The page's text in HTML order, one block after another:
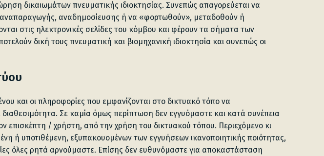
δικαιωμάτων πνευματικής ιδιοκτησίας. Συνεπώς απαγορεύεται να
αναπαραγωγής, αναδημοσίευσης ή να «φορτωθούν», μεταδοθούν ή
στις ηλεκτρονικές σελίδες του κόμβου και φέρουν τα σήματα των
δική τους πνευματική και βιομηχανική ιδιοκτησία και συνεπώς οι
και οι πληροφορίες που εμφανίζονται στο δικτυακό τόπο να
Σε καμία όμως περίπτωση δεν εγγυόμαστε και κατά συνέπεια
επισκέπτη / χρήστη, από την χρήση του δικτυακού τόπου. Περιεχόμενο κι
ή υποτιθέμενη, εξυπακουομένων των εγγυήσεων ικανοποιητικής ποιότητας,
όλες ρητά αρνούμαστε. Επίσης δεν ευθυνόμαστε για αποκαστάσταση